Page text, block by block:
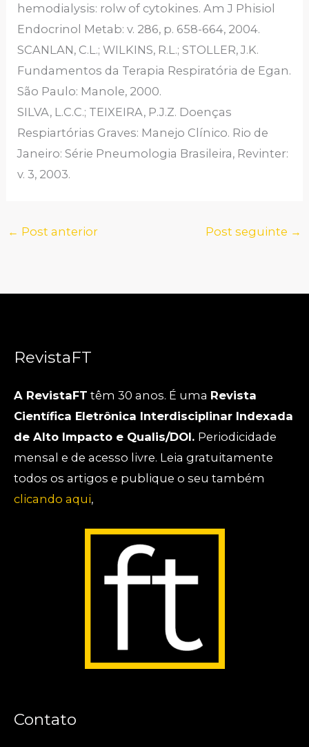
hemodialysis: rolw of cytokines. Am J Phisiol
Endocrinol Metab: v. 286, p. 658-664, 2004.
SCANLAN, C.L.; WILKINS, R.L.; STOLLER, J.K.
Fundamentos da Terapia Respiratória de Egan.
São Paulo: Manole, 2000.
SILVA, L.C.C.; TEIXEIRA, P.J.Z. Doenças
Respiartórias Graves: Manejo Clínico. Rio de
Janeiro: Série Pneumologia Brasileira, Revinter:
v. 3, 2003.
← Post anterior Post seguinte →
RevistaFT
A RevistaFT têm 30 anos. É uma Revista
Científica Eletrônica Interdisciplinar Indexada
de Alto Impacto e Qualis/DOI. Periodicidade
mensal e de acesso livre. Leia gratuitamente
todos os artigos e publique o seu também
clicando aqui,
Contato